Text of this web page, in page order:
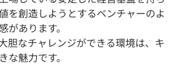
を創造しようとするベンチャーのよ
があります。
胆なチャレンジができる環境は、キ
な魅力です。